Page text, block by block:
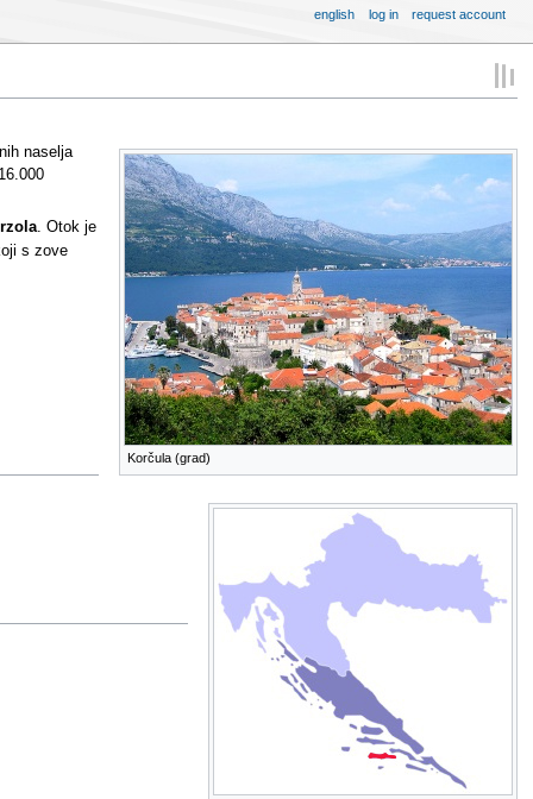
Korčula (grad)
naselja
. Otok je
s zove
english log in request account